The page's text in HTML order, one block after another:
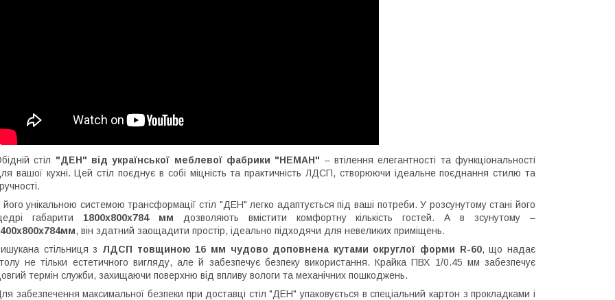
стіл "ДЕН" від української меблевої фабрики "НЕМАН" – втілення елегантності та функціональності
вашої кухні. Цей стіл поєднує в собі міцність та практичність ЛДСП, створюючи ідеальне поєднання стилю та
його унікальною системою трансформації стіл "ДЕН" легко адаптується під ваші потреби. У розсунутому стані його
габарити 1800х800х784 мм дозволяють вмістити комфортну кількість гостей. А в зсунутому –
, він здатний заощадити простір, ідеально підходячи для невеликих приміщень.
стільниця з ЛДСП товщиною 16 мм чудово доповнена кутами округлої форми R-60, що надає
не тільки естетичного вигляду, але й забезпечує безпеку використання. Крайка ПВХ 1/0.45 мм забезпечує
термін служби, захищаючи поверхню від впливу вологи та механічних пошкоджень.
забезпечення максимальної безпеки при доставці стіл "ДЕН" упаковується в спеціальний картон з прокладками і